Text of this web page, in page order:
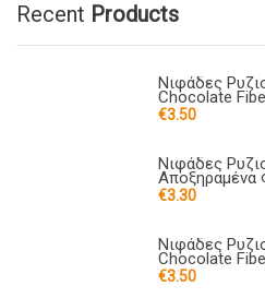
Recent Products
Νιφάδες
Chocolate
€3.50
Νιφάδες
Αποξηραμένα
€3.30
Νιφάδες
Chocolate
€3.50